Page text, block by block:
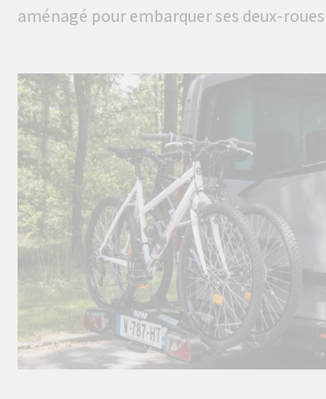
aménagé pour embarquer ses deux-roues